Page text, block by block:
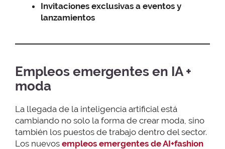
Invitaciones exclusivas a eventos y
lanzamientos
Empleos emergentes en IA +
moda
La llegada de la inteligencia artificial está
cambiando no solo la forma de crear moda, sino
también los puestos de trabajo dentro del sector.
Los nuevos empleos emergentes de AI+fashion